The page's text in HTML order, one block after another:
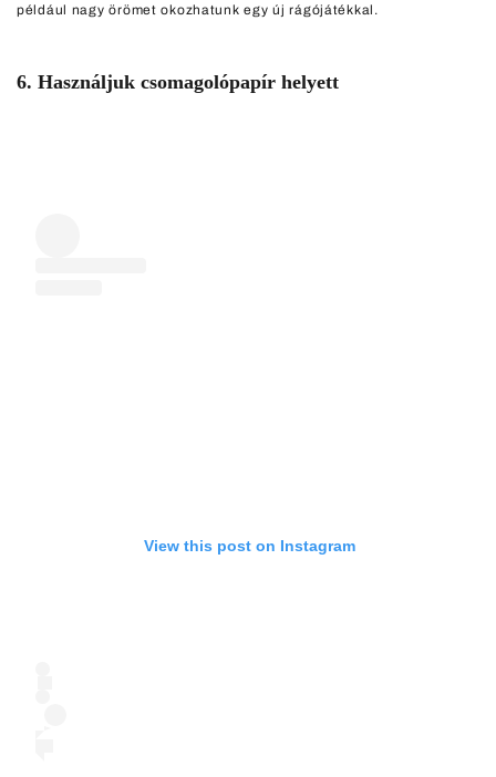
például nagy örömet okozhatunk egy új rágójátékkal.
6. Használjuk csomagolópapír helyett
View this post on Instagram